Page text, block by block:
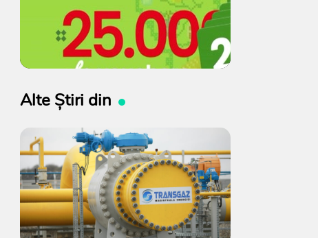
Alte Știri din